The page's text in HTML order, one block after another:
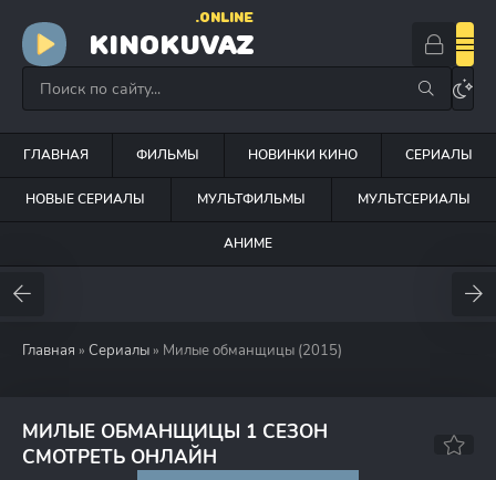
KINOKUVAZ
.ONLINE
ГЛАВНАЯ ФИЛЬМЫ НОВИНКИ КИНО СЕРИАЛЫ
НОВЫЕ СЕРИАЛЫ МУЛЬТФИЛЬМЫ МУЛЬТСЕРИАЛЫ
АНИМЕ
Главная » Сериалы » Милые обманщицы (2015)
МИЛЫЕ ОБМАНЩИЦЫ 1 СЕЗОН
СМОТРЕТЬ ОНЛАЙН
7.3